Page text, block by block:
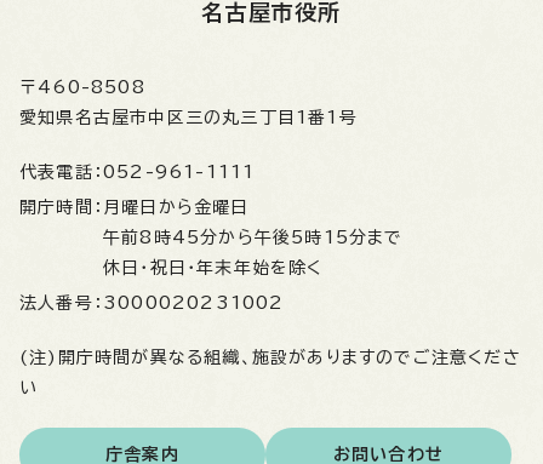
名古屋市役所
〒460-8508
愛知県名古屋市中区三の丸三丁目1番1号
代表電話： 052-961-1111
開庁時間： 月曜日から金曜日
午前8時45分から午後5時15分まで
休日・祝日・年末年始を除く
法人番号： 3000020231002
(注)開庁時間が異なる組織、施設がありますのでご注意くださ
い
庁舎案内 お問い合わせ